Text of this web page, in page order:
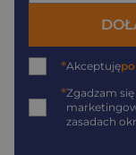
*Akceptuję
*Zgadzam
zasadach